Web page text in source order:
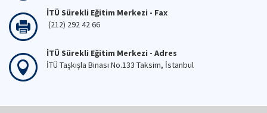
İTÜ Sürekli Eğitim Merkezi - Fax
(212) 292 42 66
İTÜ Sürekli Eğitim Merkezi - Adres
İTÜ Taşkışla Binası No.133 Taksim, İstanbul